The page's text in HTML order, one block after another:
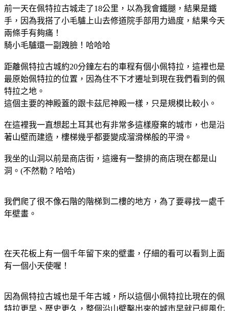
前一天在佩特拉古城走了18公里，以為我會鐵腿，結果是鐵
手，因為我搭了小毛驢上山去修道院手部用力過度，結果今天
兩條手有夠痛！
騎小毛驢還一副跩臉！哈哈哈
距離佩特拉古城約20分鐘左右的車程有個小佩特拉，這裡也是
最原始佩特拉的位置，因為住不下才遷址到現在我們看到的佩
特拉之地。
這個主要的神殿蓋的跟卡茲尼神殿一樣，只是規模比較小。
在這裡我一直想起土耳其也有非常多這樣廢棄的城市，也是沿
著山壁而建造，樓梯幾乎都要變成溜滑梯般的平滑。
我坐的山洞以前是商店街，這邊有一整排的商店現在都是山
洞。(不然勒？哈哈)
我們爬了很不像石階的階梯到二樓的地方，為了要尋找一處千
年壁畫。
在天花板上有一個千年留下來的壁畫，仔細的看可以看到上面
有一個小天使喔！
因為佩特拉古城也是千年古城，所以這個小佩特拉比現在的佩
特拉更早、歷史更久，整個沿山壁鑿出來的城市早就已經風化